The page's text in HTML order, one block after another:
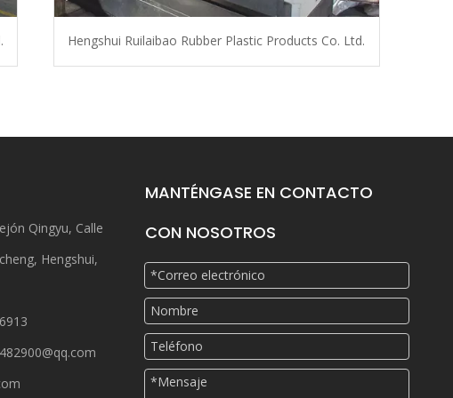
Hengshui Ruilaibao Rubber Plastic Products Co. Ltd.
Qingyu, Calle
Hengshui,
MANTÉNGASE EN CONTACTO
CON NOSOTROS